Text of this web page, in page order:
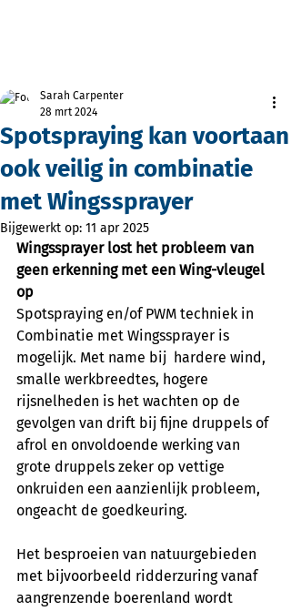
Spotspraying kan voortaan
ook veilig in combinatie
met Wingssprayer
Sarah Carpenter
28 mrt 2024
Bijgewerkt op: 11 apr 2025
Wingssprayer lost het probleem van
geen erkenning met een Wing-vleugel
op
Spotspraying en/of PWM techniek in
Combinatie met Wingssprayer is
mogelijk. Met name bij  hardere wind,
smalle werkbreedtes, hogere
rijsnelheden is het wachten op de
gevolgen van drift bij fijne druppels of
afrol en onvoldoende werking van
grote druppels zeker op vettige
onkruiden een aanzienlijk probleem,
ongeacht de goedkeuring.
Het besproeien van natuurgebieden
met bijvoorbeeld ridderzuring vanaf
aangrenzende boerenland wordt